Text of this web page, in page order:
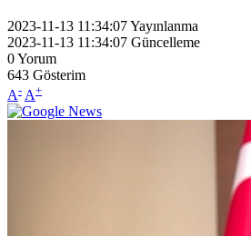
2023-11-13 11:34:07Yayınlanma
2023-11-13 11:34:07 Güncelleme
0Yorum
643 Gösterim
A- A+